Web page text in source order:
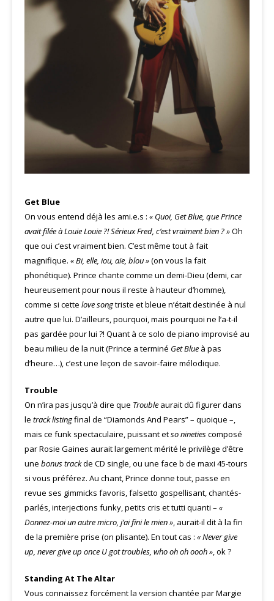
Get Blue
On vous entend déjà les ami.e.s : « Quoi, Get Blue, que Prince
avait filée à Louie Louie ?! Sérieux Fred, c’est vraiment bien ? »Oh
que oui c’est vraiment bien. C’est même tout à fait
magnifique. « Bi, elle, iou, aïe, blou »(on vous la fait
phonétique). Prince chante comme un demi-Dieu (demi, car
heureusement pour nous il reste à hauteur d’homme),
comme si cette love songtriste et bleue n’était destinée à nul
autre que lui. D’ailleurs, pourquoi, mais pourquoi ne l’a-t-il
pas gardée pour lui ?! Quant à ce solo de piano improvisé au
beau milieu de la nuit (Prince a terminé Get Blue à pas
d’heure…), c’est une leçon de savoir-faire mélodique.
Trouble
On n’ira pas jusqu’à dire que Trouble aurait dû figurer dans
le track listingfinal de “Diamonds And Pears” – quoique –,
mais ce funk spectaculaire, puissant etso ninetiescomposé
par Rosie Gaines aurait largement mérité le privilège d’être
une bonus trackde CD single, ou une face b de maxi 45-tours
si vous préférez. Au chant, Prince donne tout, passe en
revue ses gimmicks favoris, falsetto gospellisant, chantés-
parlés, interjections funky, petits cris et tutti quanti – «
Donnez-moi un autre micro, j’ai fini le mien », aurait-il dit à la fin
de la première prise (on plisante). En tout cas : « Never give
up, never give up once U got troubles, who oh oh oooh », ok ?
Standing At The Altar
Vous connaissez forcément la version chantée par Margie